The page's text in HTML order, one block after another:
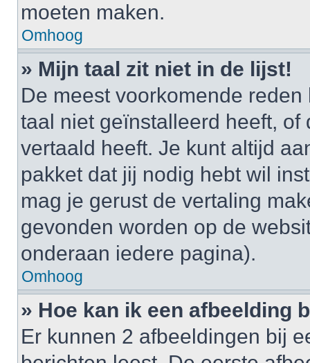
moeten maken.
Omhoog
» Mijn taal zit niet in de lijst!
De meest voorkomende
taal niet geïnstalleerd heeft,
vertaald heeft. Je kunt altijd
pakket dat jij nodig hebt wil
mag je gerust de vertaling
gevonden worden op de
onderaan iedere pagina).
Omhoog
» Hoe kan ik een afbeelding
Er kunnen 2 afbeeldingen bij